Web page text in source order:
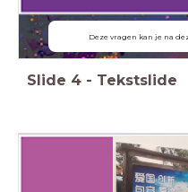
Deze vragen kan je na
Slide 4 - Tekstslide